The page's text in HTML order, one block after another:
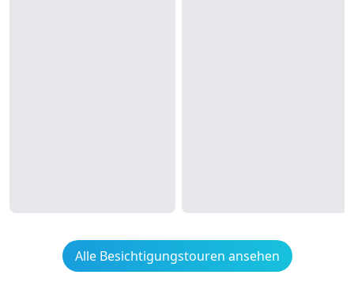
Alle Besichtigungstouren ansehen